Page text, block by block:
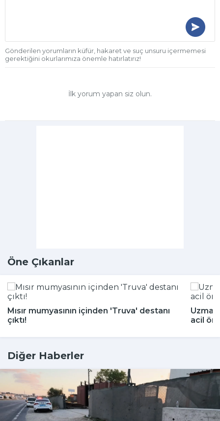
Gönderilen yorumların küfür, hakaret ve suç unsuru içermemesi
gerektiğini okurlarımıza önemle hatırlatırız!
İlk yorum yapan siz olun.
Öne Çıkanlar
Mısır mumyasının içinden 'Truva' destanı
çıktı!
acil
Diğer Haberler